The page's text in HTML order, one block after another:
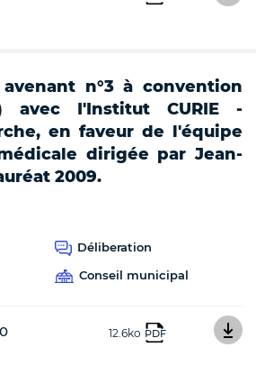
n°3 à convention
avec I'Institut CURIE -
en faveur de l'équipe
dirigée par Jean-
2009.
Déliberation
Conseil municipal
12.6ko PDF